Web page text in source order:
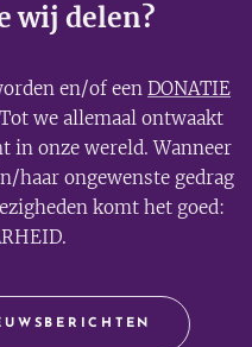
wij delen?
en/of een DONATIE
we allemaal ontwaakt
in onze wereld. Wanneer
haar ongewenste gedrag
komt het goed: